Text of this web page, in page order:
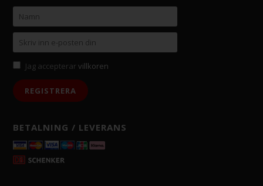
Jag accepterarvillkoren
BETALNING / LEVERANS